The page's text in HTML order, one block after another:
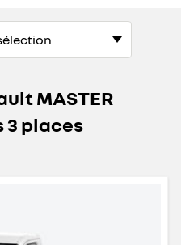
MASTER
places